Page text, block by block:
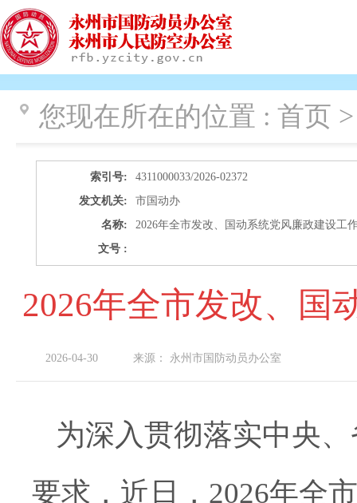
您现在所在的位置 : 首页
索引号:
4311000033/2026-02372
发文机关:
市国动办
名称:
2026年全市发改、国动系统党风廉政建设工
文号 :
2026年全市发改、国
2026-04-30 来源： 永州市国防动员办公室
为深入贯彻落实中央
要求， 近日
，2026年全